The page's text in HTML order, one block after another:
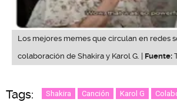
Los mejores memes que circulan en redes
colaboración de Shakira y Karol G. | Fuente:
Tags: Shakira Canción Karol G